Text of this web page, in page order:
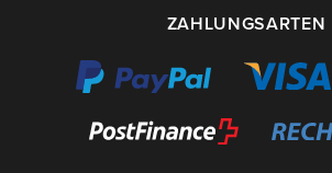
ZAHLUNGSARTEN